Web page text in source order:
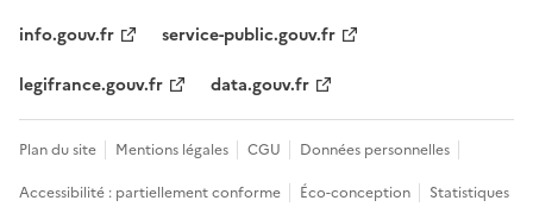
info.gouv.fr
service-public.gouv.fr
legifrance.gouv.fr
data.gouv.fr
Plan du site Mentions légales CGU
Données personnelles
Accessibilité : partiellement conforme
Éco-conception
Statistiques